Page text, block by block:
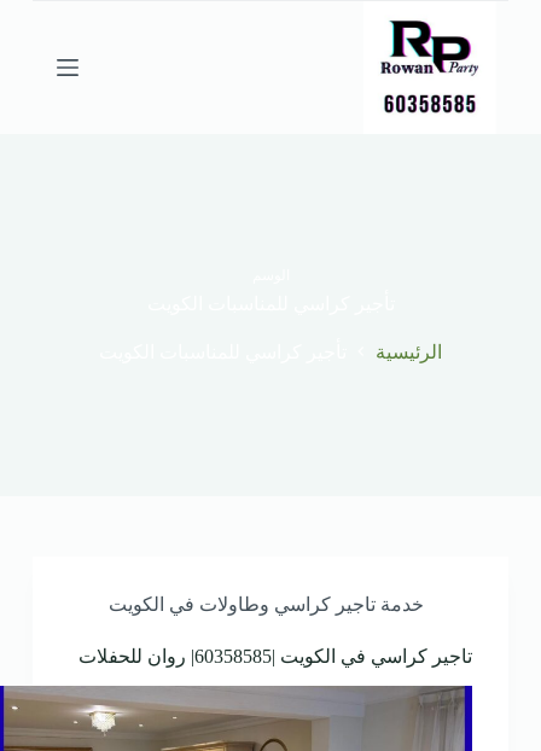
الرئيسية
خدمة تاجير كراسي وطاولات في الكويت
تاجير كراسي في الكويت |60358585| روان للحفلات